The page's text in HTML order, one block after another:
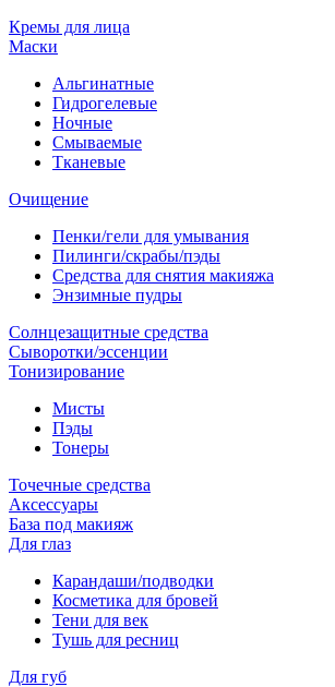
Кремы для лица
Маски
Альгинатные
Гидрогелевые
Ночные
Смываемые
Тканевые
Очищение
Пенки/гели для умывания
Пилинги/скрабы/пэды
Средства для снятия макияжа
Энзимные пудры
Солнцезащитные средства
Сыворотки/эссенции
Тонизирование
Мисты
Пэды
Тонеры
Точечные средства
Аксессуары
База под макияж
Для глаз
Карандаши/подводки
Косметика для бровей
Тени для век
Тушь для ресниц
Для губ